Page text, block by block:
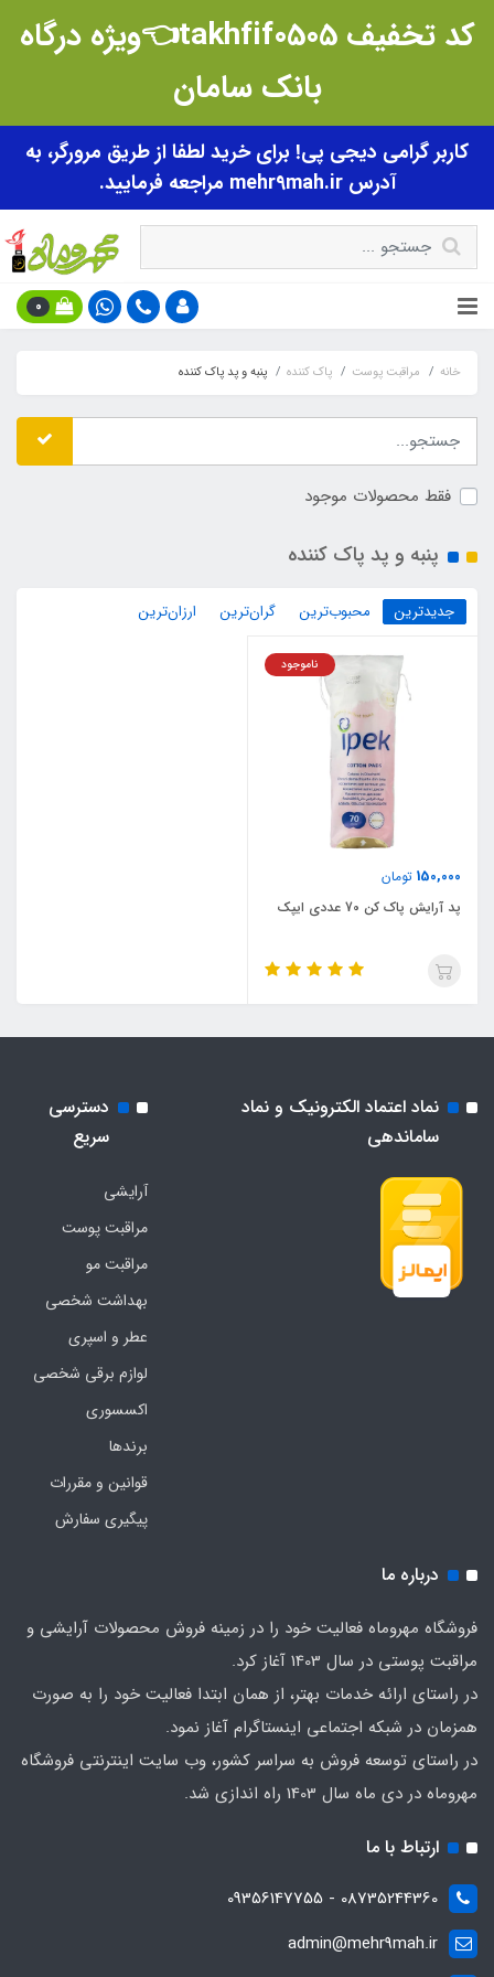
کد تخفیف takhfif0505👈ویژه درگاه
بانک سامان
کاربر گرامی دیجی پی! برای خرید لطفا از طریق مرورگر، به
آدرس mehr9mah.ir مراجعه فرمایید.
0
خانه مراقبت پوست پاک کننده پنبه و پد پاک کننده
فقط محصولات موجود
پنبه و پد پاک کننده
جدیدترین محبوب‌ترین گران‌ترین ارزان‌ترین
150,000 تومان
ناموجود
پد آرایش پاک کن 70 عددی ایپک
نماد اعتماد الکترونیک و نماد
ساماندهی
دسترسی
سریع
آرایشی
مراقبت پوست
مراقبت مو
بهداشت شخصی
عطر و اسپری
لوازم برقی شخصی
اکسسوری
برندها
قوانین و مقررات
پیگیری سفارش
درباره ما
فروشگاه مهروماه فعالیت خود را در زمینه فروش محصولات آرایشی و
مراقبت پوستی در سال 1403 آغاز کرد.
در راستای ارائه خدمات بهتر، از همان ابتدا فعالیت خود را به صورت
همزمان در شبکه اجتماعی اینستاگرام آغاز نمود.
در راستای توسعه فروش به سراسر کشور، وب سایت اینترنتی فروشگاه
مهروماه در دی ماه سال 1403 راه اندازی شد.
ارتباط با ما
08735244360 - 09356147755
admin@mehr9mah.ir